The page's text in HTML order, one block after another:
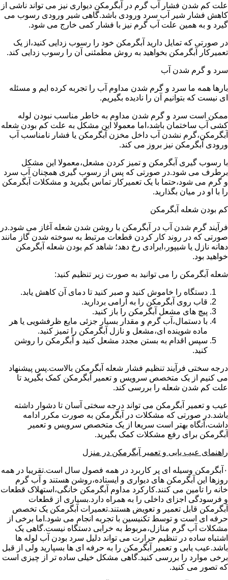
علت کم شدن فشار آب گرم در آبگرمکن دیواری نیز می تواند ناشی از
کاهش فشار شیر آب سرد ورودی باشد.گاهی شیر ورودی رسوب می
گیرد و به همین علت آب گرم نیز با فشار کمی خارج می شود.
در صورتی که تمایل دارید آبگرمکن خود را رسوب زدایی کنید،از یک
تعمیرکار آبگرمکن بخواهید به روش مطمئنی آن را رسوب زدایی کند.
سرد و گرم شدن آب
بارها همه ما سرد و گرم شدن مداوم آب را تجربه کرده ایم و مسئله
ای نیست که بتوانیم آن را نادیده بگیریم.
ممکن است سرد و گرم شدن مداوم به خاطر مناسب نبودن لوله
کشی آب ساختمان باشد،اما معمولا این مشکل به علت کم بودن شعله
آبگرمکن،گرم نشدن آب داخل مخزن آبگرمکن یا فشار نامناسب آب
ورودی آبگرمکن نیز بروز می کند.
با رسوب گیری آبگرمکن و تمیز کردن مشعل،معمولا این مشکل
برطرف می شود.در صورتی که پس از رسوب گیری همچنان آب سرد
و گرم می شود،حتما با یک تعمیرکار تماس بگیرید و مشکلات آبگرمکن
را با او در میان بگذارید.
کم بودن شعله آبگرمکن
فرآیند گرم شدن آب در آبگرمکن با روشن شدن شعله آغاز می شود.در
صورتی که در روند کار کردن قطعات مرتبط به سوخته شدن گاز مانند
دهانه نازل یا شیپور،ایرادی رخ دهد؛ شاهد کم بودن شعله آبگرمکن
خواهید بود.
شعله آبگرمکن را می توانید به صورت زیر تنظیم کنید:
دستگاه را خاموش کنید و صبر کنید تا دمای آن کاهش یابد.
قاب روی آبگرمکن را به آرامی بردارید.
پیچ های مشعل آبگرمکن را باز کنید.
با دستمال،آب گرم و مقدار بسیار جزئی مایع ظرفشویی یا هر
ماده شوینده ای،مشعل و نازل آبگرمکن را تمیز کنید.
سپس اقدام به بستن مجدد مشعل کنید و آبگرمکن را روشن
کنید.
درجه سختی فرآیند تنظیم فشار شعله آبگرمکن بالاست.پس پیشنهاد
می کنیم از یک متخصص سرویس و تعمیر آبگرمکن کمک بگیرید تا
علت کم شدن شعله را بررسی کند.
عیب و تعمیر آبگرمکن می تواند درجه سختی آسان تا دشوار داشته
باشد.در صورتی که مشکلات در آبگرمکن به صورت مکرر ادامه
داشت،آنگاه بهتر است سریعا از یک متخصص سرویس و تعمیر
آبگرمکن برای رفع مشکلات کمک بگیرید.
راهنمای عیب یابی و تعمیر آبگرمکن در منزل
۰آبگرمکن وسیله ای پر کاربرد در همه فصول سال است.تقریبا در همه
روزها این آبگرمکن های دیواری و ایستاده،روشن هستند و آب گرم
خانه را تامین می کنند.کارکرد مداوم آبگرمکن خانگی،استهلاک قطعات
و فرسودگی اجزای داخلی را به همراه دارد.بسیاری از قطعات
آبگرمکن قابل تعمیر و تعویض هستند.تعمیرات آبگرمکن یک تخصص
حرفه ای است و توسط تکنیسین با تجربه انجام می شود.اما برخی از
مشکلات آب گرم منازل،مربوط به خرابی دستگاه نیست.گاهی یک
اشتباه ساده در تنظیم حرارت می تواند دلیل سرد بودن آب لوله ها
باشد.عیب یابی و تعمیر آبگرمکن را به حرفه ای ها بسپارید ولی از قبل
برخی موارد را بررسی کنید.گاهی مشکل خیلی ساده تر از چیزی است
که تصور می کنید.